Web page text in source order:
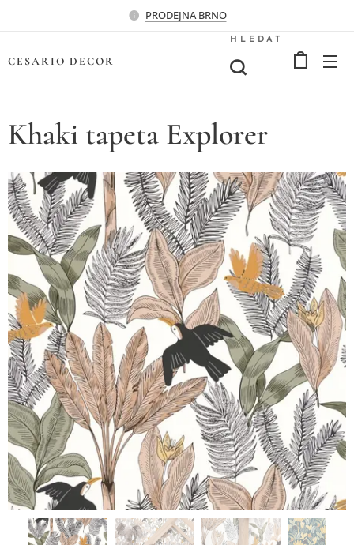
PRODEJNA BRNO
CESARIO DECOR
HLEDAT
Khaki tapeta Explorer